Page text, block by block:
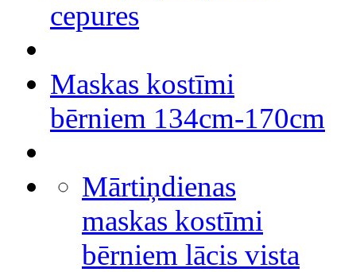
cepures
Maskas kostīmi
bērniem 134cm-170cm
Mārtiņdienas
maskas kostīmi
bērniem lācis vista